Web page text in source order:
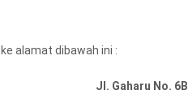
alamat dibawah ini :
Jl. Gaharu No. 6B